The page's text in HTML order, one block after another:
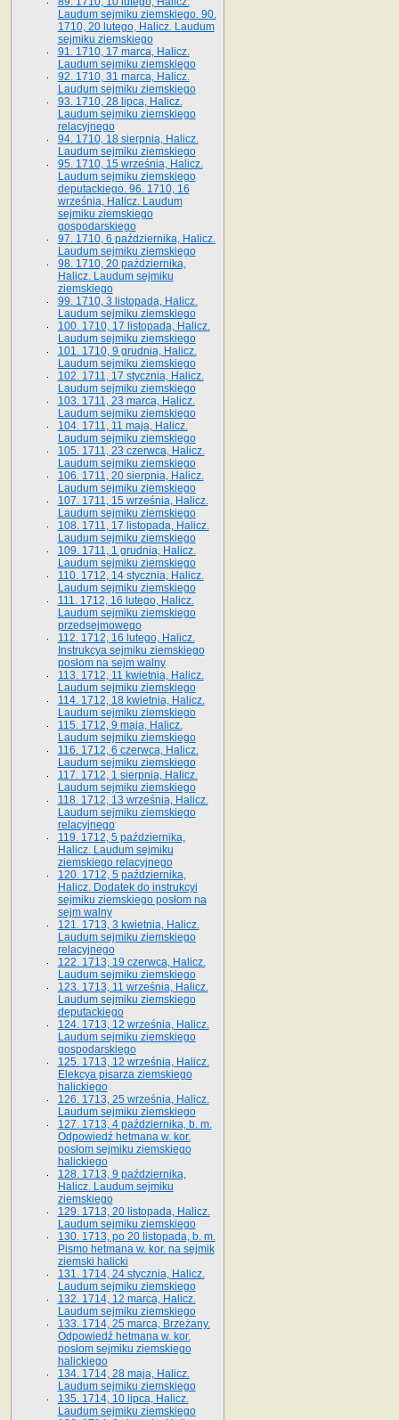
Laudum sejmiku ziemskiego. 90.
1710, 20 lutego, Halicz. Laudum
sejmiku ziemskiego
91. 1710, 17 marca, Halicz.
Laudum sejmiku ziemskiego
92. 1710, 31 marca, Halicz.
Laudum sejmiku ziemskiego
93. 1710, 28 lipca, Halicz.
Laudum sejmiku ziemskiego
relacyjnego
94. 1710, 18 sierpnia, Halicz.
Laudum sejmiku ziemskiego
95. 1710, 15 września, Halicz.
Laudum sejmiku ziemskiego
deputackiego. 96. 1710, 16
września, Halicz. Laudum
sejmiku ziemskiego
gospodarskiego
97. 1710, 6 października, Halicz.
Laudum sejmiku ziemskiego
98. 1710, 20 października,
Halicz. Laudum sejmiku
ziemskiego
99. 1710, 3 listopada, Halicz.
Laudum sejmiku ziemskiego
100. 1710, 17 listopada, Halicz.
Laudum sejmiku ziemskiego
101. 1710, 9 grudnia, Halicz.
Laudum sejmiku ziemskiego
102. 1711, 17 stycznia, Halicz.
Laudum sejmiku ziemskiego
103. 1711, 23 marca, Halicz.
Laudum sejmiku ziemskiego
104. 1711, 11 maja, Halicz.
Laudum sejmiku ziemskiego
105. 1711, 23 czerwca, Halicz.
Laudum sejmiku ziemskiego
106. 1711, 20 sierpnia, Halicz.
Laudum sejmiku ziemskiego
107. 1711, 15 września, Halicz.
Laudum sejmiku ziemskiego
108. 1711, 17 listopada, Halicz.
Laudum sejmiku ziemskiego
109. 1711, 1 grudnia, Halicz.
Laudum sejmiku ziemskiego
110. 1712, 14 stycznia, Halicz.
Laudum sejmiku ziemskiego
111. 1712, 16 lutego, Halicz.
Laudum sejmiku ziemskiego
przedsejmowego
112. 1712, 16 lutego, Halicz.
Instrukcya sejmiku ziemskiego
posłom na sejm walny
113. 1712, 11 kwietnia, Halicz.
Laudum sejmiku ziemskiego
114. 1712, 18 kwietnia, Halicz.
Laudum sejmiku ziemskiego
115. 1712, 9 maja, Halicz.
Laudum sejmiku ziemskiego
116. 1712, 6 czerwca, Halicz.
Laudum sejmiku ziemskiego
117. 1712, 1 sierpnia, Halicz.
Laudum sejmiku ziemskiego
118. 1712, 13 września, Halicz.
Laudum sejmiku ziemskiego
relacyjnego
119. 1712, 5 października,
Halicz. Laudum sejmiku
ziemskiego relacyjnego
120. 1712, 5 października,
Halicz. Dodatek do instrukcyi
sejmiku ziemskiego posłom na
sejm walny
121. 1713, 3 kwietnia, Halicz.
Laudum sejmiku ziemskiego
relacyjnego
122. 1713, 19 czerwca, Halicz.
Laudum sejmiku ziemskiego
123. 1713, 11 września, Halicz.
Laudum sejmiku ziemskiego
deputackiego
124. 1713, 12 września, Halicz.
Laudum sejmiku ziemskiego
gospodarskiego
125. 1713, 12 września, Halicz.
Elekcya pisarza ziemskiego
halickiego
126. 1713, 25 września, Halicz.
Laudum sejmiku ziemskiego
127. 1713, 4 października, b. m.
Odpowiedź hetmana w. kor.
posłom sejmiku ziemskiego
halickiego
128. 1713, 9 października,
Halicz. Laudum sejmiku
ziemskiego
129. 1713, 20 listopada, Halicz.
Laudum sejmiku ziemskiego
130. 1713, po 20 listopada, b. m.
Pismo hetmana w. kor. na sejmik
ziemski halicki
131. 1714, 24 stycznia, Halicz.
Laudum sejmiku ziemskiego
132. 1714, 12 marca, Halicz.
Laudum sejmiku ziemskiego
133. 1714, 25 marca, Brzeżany.
Odpowiedź hetmana w. kor.
posłom sejmiku ziemskiego
halickiego
134. 1714, 28 maja, Halicz.
Laudum sejmiku ziemskiego
135. 1714, 10 lipca, Halicz.
Laudum sejmiku ziemskiego